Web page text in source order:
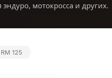
мотокросса и других.
125